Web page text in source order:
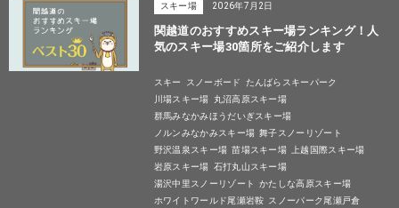
スキー場 2026年7月2日
関越道のおすすめスキー場ランキング！人
気のスキー場30箇所をご紹介します
スキー スノーボード
たんばらスキーパーク
川場スキー場
丸沼高原スキー場
群馬みなかみほうだいぎスキー場
ノルンみなかみスキー場 舞子スノーリゾート
野沢温泉スキー場 苗場スキー場
上越国際スキー場
岩原スキー場 石打丸山スキー場
湯沢中里スノーリゾート
かたしな高原スキー場
ホワイトワールド尾瀬岩鞍 スノーパーク尾瀬戸倉